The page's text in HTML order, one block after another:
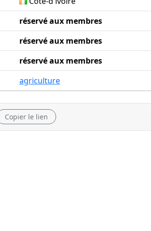
réservé aux membres
réservé aux membres
réservé aux membres
agriculture
Copier le lien